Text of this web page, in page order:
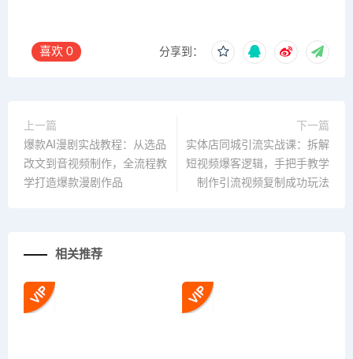
喜欢 0 分享到：
上一篇
爆款AI漫剧实战教程：从选品
改文到音视频制作，全流程教
学打造爆款漫剧作品
下一篇
实体店同城引流实战课：拆解
短视频爆客逻辑，手把手教学
制作引流视频复制成功玩法
相关推荐